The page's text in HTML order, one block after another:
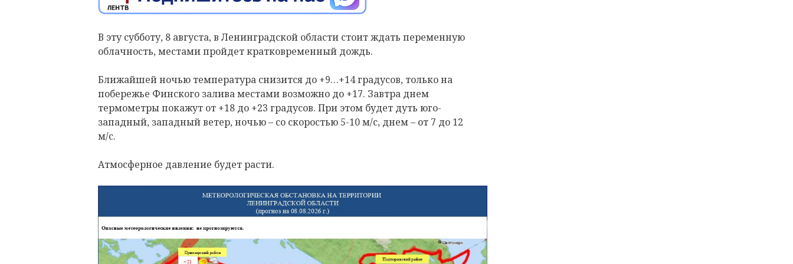
В эту субботу, 8 августа, в Ленинградской области стоит ждать переменную
облачность, местами пройдет кратковременный дождь.
Ближайшей ночью температура снизится до +9…+14 градусов, только на
побережье Финского залива местами возможно до +17. Завтра днем
термометры покажут от +18 до +23 градусов. При этом будет дуть юго-
западный, западный ветер, ночью – со скоростью 5-10 м/с, днем – от 7 до 12
м/с.
Атмосферное давление будет расти.